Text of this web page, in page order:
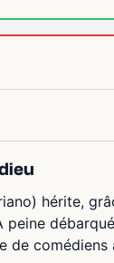
hérite,
de comédiens